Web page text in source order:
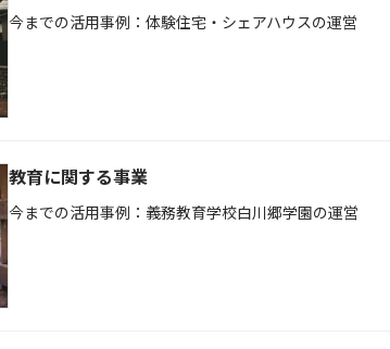
今までの活用事例：体験住宅・シェアハウスの運営
教育に関する事業
今までの活用事例：義務教育学校白川郷学園の運営